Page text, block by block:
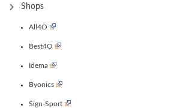
Shops
All4O
Best4O
Idema
Byonics
Sign-Sport